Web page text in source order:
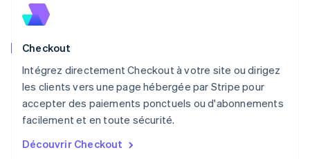
Checkout
Intégrez directement Checkout à votre site ou dirigez
les clients vers une page hébergée par Stripe pour
accepter des paiements ponctuels ou d'abonnements
facilement et en toute sécurité.
Découvrir Checkout
Mexique
Español
English
Nouvelle-Zélande
English
Pays-Bas
Nederlands English
Pologne
Portugal